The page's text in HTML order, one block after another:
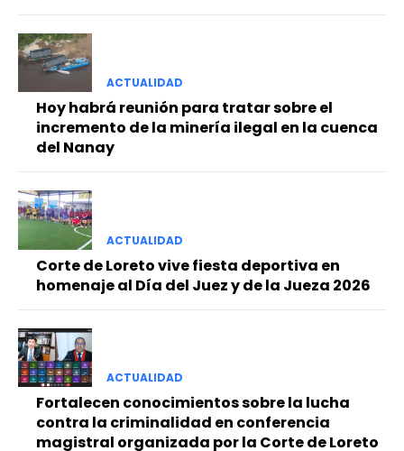
━ Planes
ACTUALIDAD
Hoy habrá reunión para tratar sobre el
incremento de la minería ilegal en la cuenca
del Nanay
ACTUALIDAD
Corte de Loreto vive fiesta deportiva en
homenaje al Día del Juez y de la Jueza 2026
ACTUALIDAD
Fortalecen conocimientos sobre la lucha
contra la criminalidad en conferencia
magistral organizada por la Corte de Loreto